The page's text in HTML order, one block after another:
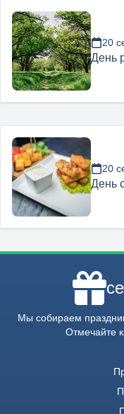
20
День
20
День
Мы собираем
Отмечайте